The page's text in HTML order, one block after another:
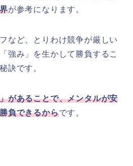
が参考になります。
など、とりわけ競争が厳しい
強み」を生かして勝負するこ
訣です。
があることで、メンタルが安
負できるからです。